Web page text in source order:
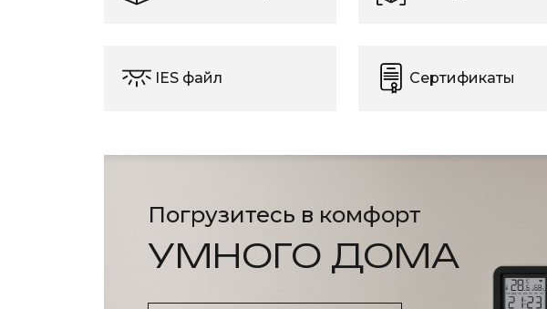
IES файл Сертификаты
Погрузитесь в комфорт
УМНОГО ДОМА